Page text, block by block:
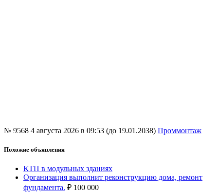
№ 9568 4 августа 2026 в 09:53 (до 19.01.2038) Проммонтаж
Похожие объявления
КТП в модульных зданиях
Организация выполнит реконструкцию дома, ремонт
фундамента. ₽ 100 000